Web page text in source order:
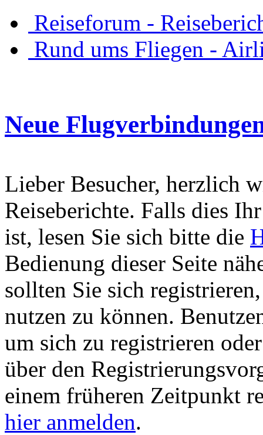
Reiseforum -
Rund ums Fliegen -
Neue
Lieber Besucher, herzlich
Reiseberichte. Falls dies
ist, lesen Sie sich bitte die
Bedienung dieser Seite
sollten Sie sich
nutzen zu können.
um sich zu registrieren
über den
einem früheren Zeitpunkt
hier anmelden.